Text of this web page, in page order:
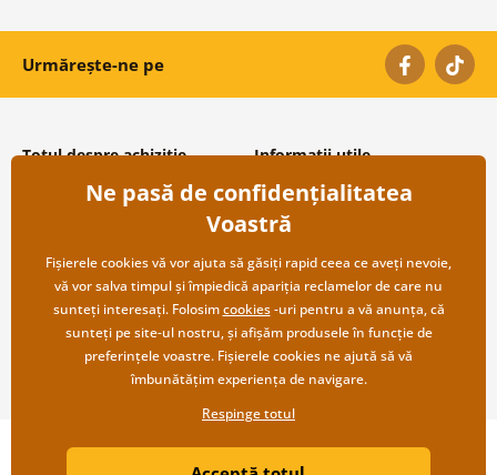
Urmărește-ne pe
Totul despre achiziție
Condiții și termeni generali
Protecția datelor personale
Transport și modalități de plată
Returnare
Informații utile
Despre noi
Întrebări frecvente
Contacte
Cooperare angro
Copyright ©2019 © Dovido.ro.
Ne pasă de confidențialitatea
Voastră
Fișierele cookies vă vor ajuta să găsiți rapid ceea ce aveți nevoie,
vă vor salva timpul și împiedică apariția reclamelor de care nu
sunteți interesați. Folosimcookies-uri pentru a vă anunța, că
sunteți pe site-ul nostru, și afișăm produsele în funcție de
preferințele voastre. Fișierele cookies ne ajută să vă
îmbunătățim experiența de navigare.
Respinge totul